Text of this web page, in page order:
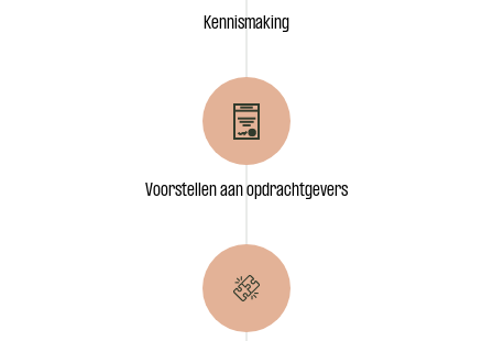
Kennismaking
Voorstellen aan opdrachtgevers